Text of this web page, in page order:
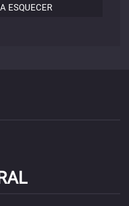
ESQUECER